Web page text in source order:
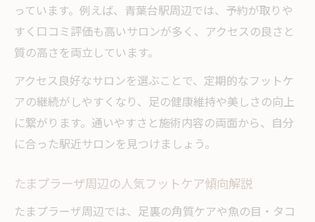
っています。例えば、青葉台駅周辺では、予約が取りや
すく口コミ評価も高いサロンが多く、アクセスの良さと
質の高さを両立しています。
アクセス良好なサロンを選ぶことで、定期的なフットケ
アの継続がしやすくなり、足の健康維持や美しさの向上
に繋がります。通いやすさと施術内容の両面から、自分
に合った駅近サロンを見つけましょう。
たまプラーザ周辺の人気フットケア傾向解説
たまプラーザ周辺では、足裏の角質ケアや魚の目・タコ